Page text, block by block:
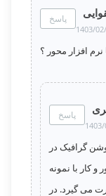
1403/
پاسخ
افزار محور ؟
پاسخ
گرافیک در
کار با نمونه
می گیرد. در